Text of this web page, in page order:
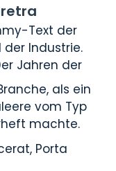
Text der
Industrie.
Jahren der
als ein
vom Typ
machte.
Porta